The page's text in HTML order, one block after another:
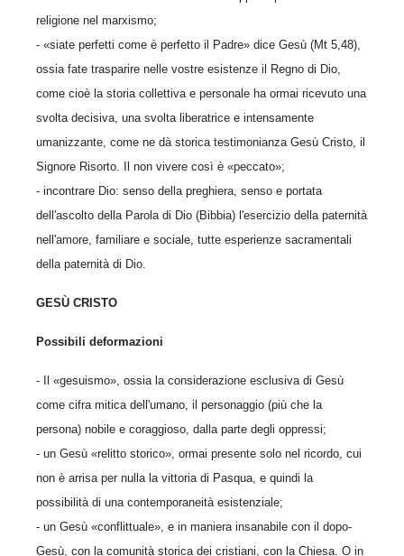
religione nel marxismo;
- «siate perfetti come è perfetto il Padre» dice Gesù (Mt 5,48),
ossia fate trasparire nelle vostre esistenze il Regno di Dio,
come cioè la storia collettiva e personale ha ormai ricevuto una
svolta decisiva, una svolta liberatrice e in­tensamente
umanizzante, come ne dà storica testimonianza Gesù Cristo, il
Signore Risorto. Il non vivere così è «peccato»;
- incontrare Dio: senso della preghiera, senso e portata
dell'ascolto della Parola di Dio (Bib­bia) l'esercizio della paternità
nell'amore, fami­liare e sociale, tutte esperienze sacramentali
del­la paternità di Dio.
GESÙ CRISTO
Possibili deformazioni
- Il «gesuismo», ossia la considerazione esclu­siva di Gesù
come cifra mitica dell'umano, il personaggio (più che la
persona) nobile e co­raggioso, dalla parte degli oppressi;
- un Gesù «relitto storico», ormai presente solo nel ricordo, cui
non è arrisa per nulla la vittoria di Pasqua, e quindi la
possibilità di una contemporaneità esistenziale;
- un Gesù «conflittuale», e in maniera insa­nabile con il dopo-
Gesù, con la comunità storica dei cristiani, con la Chiesa. O in